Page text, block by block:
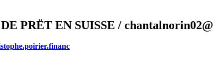
PRËT EN SUISSE /